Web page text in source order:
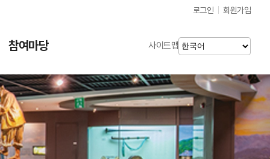
로그인 회원가입
참여마당 사이트맵